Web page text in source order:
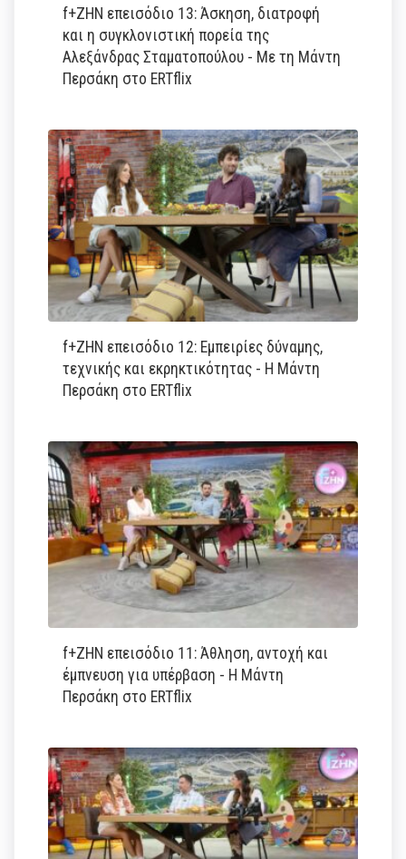
f+ΖΗΝ επεισόδιο 13: Άσκηση, διατροφή
και η συγκλονιστική πορεία της
Αλεξάνδρας Σταματοπούλου - Με τη Μάντη
Περσάκη στο ERTflix
f+ΖΗΝ επεισόδιο 12: Εμπειρίες δύναμης,
τεχνικής και εκρηκτικότητας - Η Μάντη
Περσάκη στο ERTflix
f+ΖΗΝ επεισόδιο 11: Άθληση, αντοχή και
έμπνευση για υπέρβαση - Η Μάντη
Περσάκη στο ERTflix